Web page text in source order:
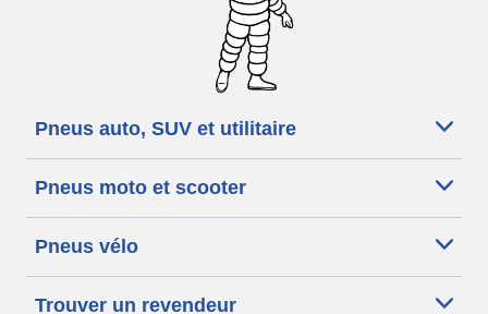
Pneus auto, SUV et utilitaire
Pneus moto et scooter
Pneus vélo
Trouver un revendeur